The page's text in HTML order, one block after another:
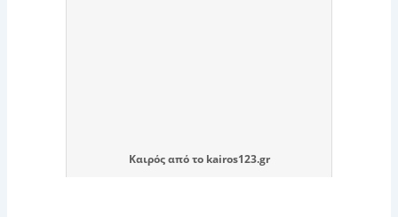
Καιρόςαπό το kairos123.gr